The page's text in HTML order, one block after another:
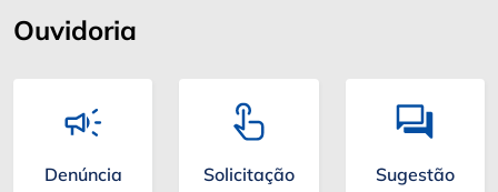
Ouvidoria
Denúncia Solicitação Sugestão